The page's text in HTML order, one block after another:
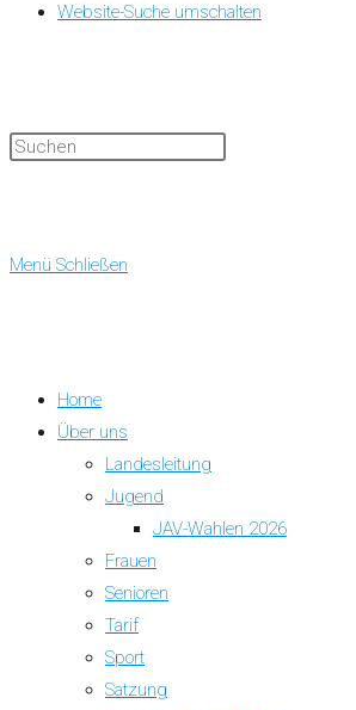
Website-Suche umschalten
Menü Schließen
Home
Über uns
Landesleitung
Jugend
JAV-Wahlen 2026
Frauen
Senioren
Tarif
Sport
Satzung